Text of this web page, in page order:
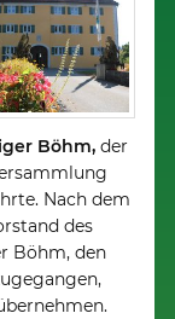
Böhm, der
Nach dem
des
Böhm, den